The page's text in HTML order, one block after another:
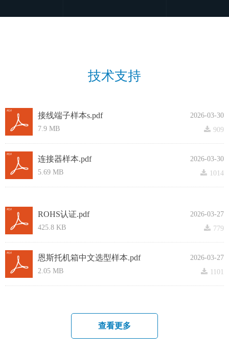
技术支持
2026-03-30
接线端子样本s.pdf
끂 909
7.9 MB
2026-03-30
连接器样本.pdf
끂 1014
5.69 MB
2026-03-27
ROHS认证.pdf
끂 779
425.8 KB
2026-03-27
恩斯托机箱中文选型样本.pdf
끂 1101
2.05 MB
查看更多